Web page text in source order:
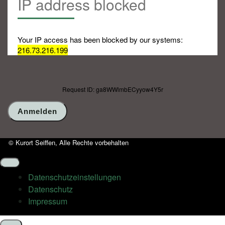
IP address blocked
Your IP access has been blocked by our systems:
216.73.216.199
Request ID: ga8WWlmbECyyow4Y5r
© Kurort Seiffen, Alle Rechte vorbehalten
Datenschutz­einstellungen
Datenschutz
Impressum